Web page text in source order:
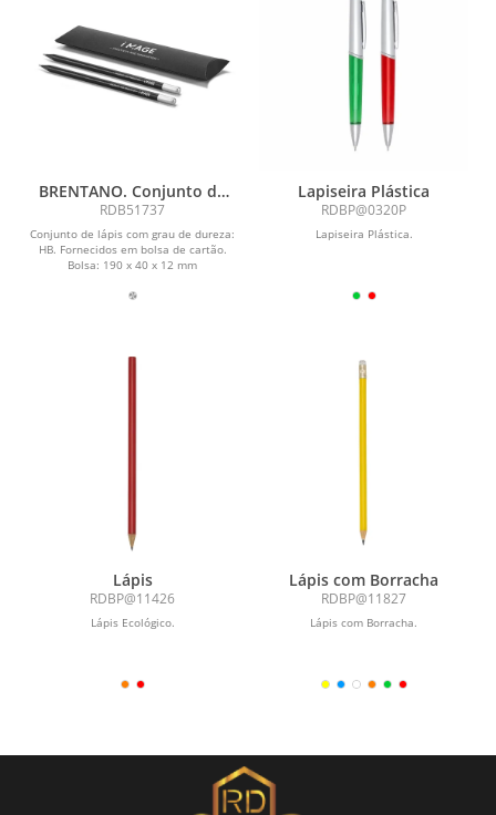
BRENTANO. Conjunto de
lápis
RDB51737
Conjunto de lápis com grau de dureza:
HB. Fornecidos em bolsa de cartão.
Bolsa: 190 x 40 x 12 mm
Lapiseira Plástica
RDBP@0320P
Lapiseira Plástica.
Lápis
RDBP@11426
Lápis Ecológico.
Lápis com Borracha
RDBP@11827
Lápis com Borracha.